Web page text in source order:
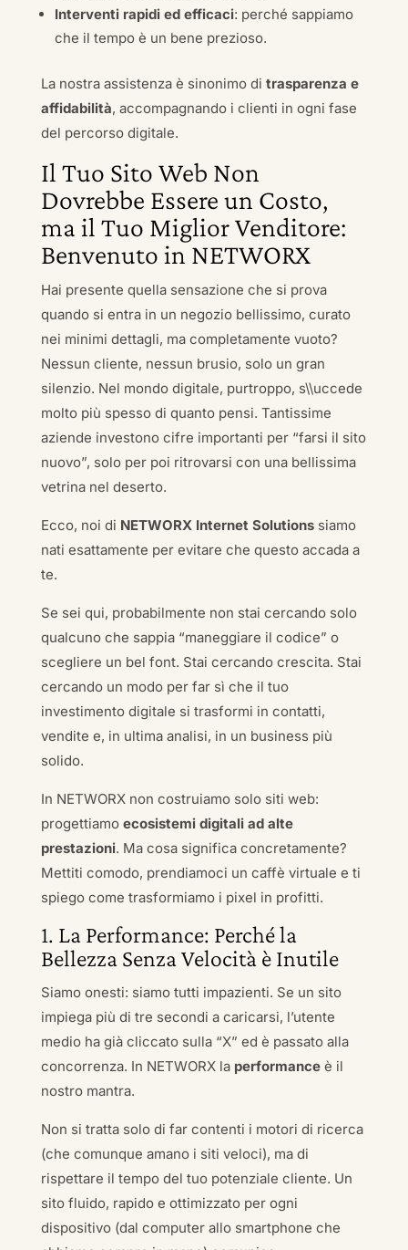
Interventi rapidi ed efficaci: perché sappiamo
che il tempo è un bene prezioso.
La nostra assistenza è sinonimo di trasparenza e
affidabilità, accompagnando i clienti in ogni fase
del percorso digitale.
Il Tuo Sito Web Non
Dovrebbe Essere un Costo,
ma il Tuo Miglior Venditore:
Benvenuto in NETWORX
Hai presente quella sensazione che si prova
quando si entra in un negozio bellissimo, curato
nei minimi dettagli, ma completamente vuoto?
Nessun cliente, nessun brusio, solo un gran
silenzio. Nel mondo digitale, purtroppo, s\\uccede
molto più spesso di quanto pensi. Tantissime
aziende investono cifre importanti per “farsi il sito
nuovo”, solo per poi ritrovarsi con una bellissima
vetrina nel deserto.
Ecco, noi di NETWORX Internet Solutionssiamo
nati esattamente per evitare che questo accada a
te.
Se sei qui, probabilmente non stai cercando solo
qualcuno che sappia “maneggiare il codice” o
scegliere un bel font. Stai cercando crescita. Stai
cercando un modo per far sì che il tuo
investimento digitale si trasformi in contatti,
vendite e, in ultima analisi, in un business più
solido.
In NETWORX non costruiamo solo siti web:
progettiamo ecosistemi digitali ad alte
prestazioni. Ma cosa significa concretamente?
Mettiti comodo, prendiamoci un caffè virtuale e ti
spiego come trasformiamo i pixel in profitti.
1. La Performance: Perché la
Bellezza Senza Velocità è Inutile
Siamo onesti: siamo tutti impazienti. Se un sito
impiega più di tre secondi a caricarsi, l’utente
medio ha già cliccato sulla “X” ed è passato alla
concorrenza. In NETWORX la performanceè il
nostro mantra.
Non si tratta solo di far contenti i motori di ricerca
(che comunque amano i siti veloci), ma di
rispettare il tempo del tuo potenziale cliente. Un
sito fluido, rapido e ottimizzato per ogni
dispositivo (dal computer allo smartphone che